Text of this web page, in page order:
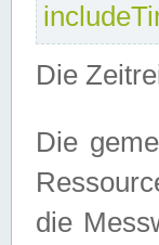
Die
Die
die